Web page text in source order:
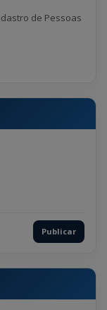
de Pessoas
Publicar